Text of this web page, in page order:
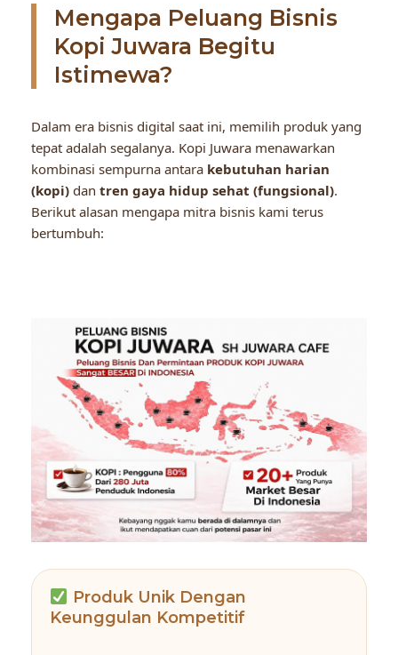
Mengapa Peluang Bisnis
Kopi Juwara Begitu
Istimewa?
Dalam era bisnis digital saat ini, memilih produk yang
tepat adalah segalanya. Kopi Juwara menawarkan
kombinasi sempurna antara kebutuhan harian
(kopi) dan tren gaya hidup sehat (fungsional).
Berikut alasan mengapa mitra bisnis kami terus
bertumbuh:
Produk Unik Dengan
Keunggulan Kompetitif